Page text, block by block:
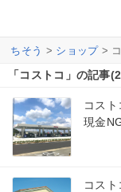
ちそう > ショップ> コ
「コストコ」の記事
コス
現金
コス